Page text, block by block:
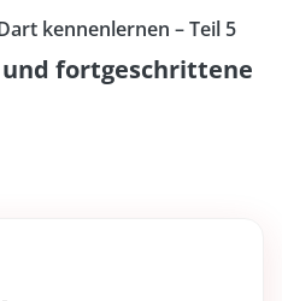
kennenlernen – Teil 5
fortgeschrittene